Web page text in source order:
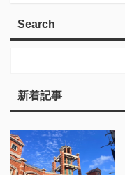
Search
新着記事